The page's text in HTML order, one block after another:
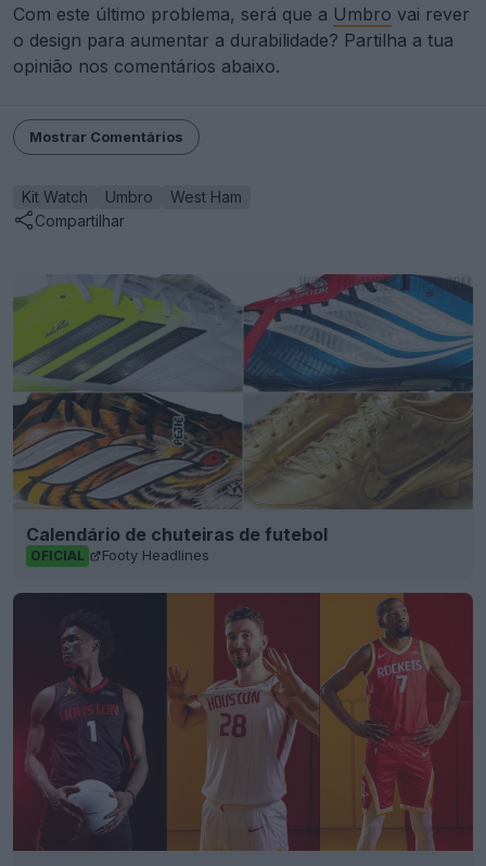
Com este último problema, será que a Umbro vai rever
o design para aumentar a durabilidade? Partilha a tua
opinião nos comentários abaixo.
Mostrar Comentários
Kit Watch Umbro
West Ham
Compartilhar
Calendário de chuteiras de futebol
OFICIAL Footy Headlines